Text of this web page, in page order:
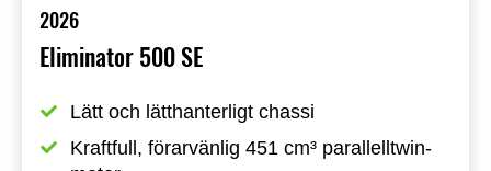
2026
Eliminator 500 SE
Lätt och lätthanterligt chassi
Kraftfull, förarvänlig 451 cm³ parallelltwin-